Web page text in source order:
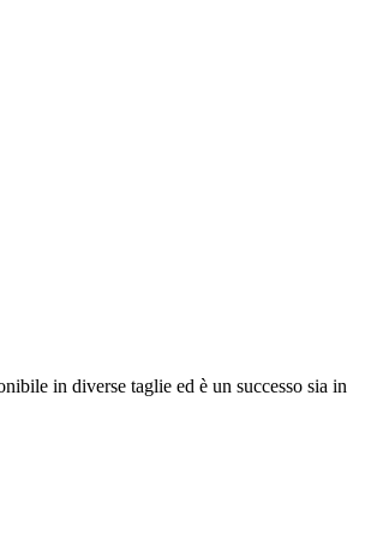
in diverse taglie ed è un successo sia in